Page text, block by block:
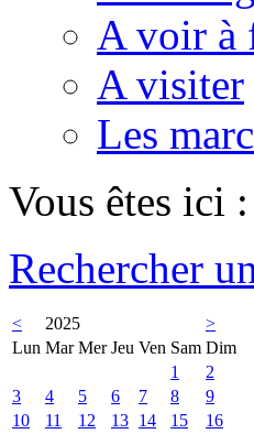
A voir à
A visiter
Les
Vous êtes ici :
Rechercher
< 2025
>
Lun Mar Mer Jeu Ven Sam Dim
1
2
3
4 5 6 7 8
9
10
11 12 13 14 15
16